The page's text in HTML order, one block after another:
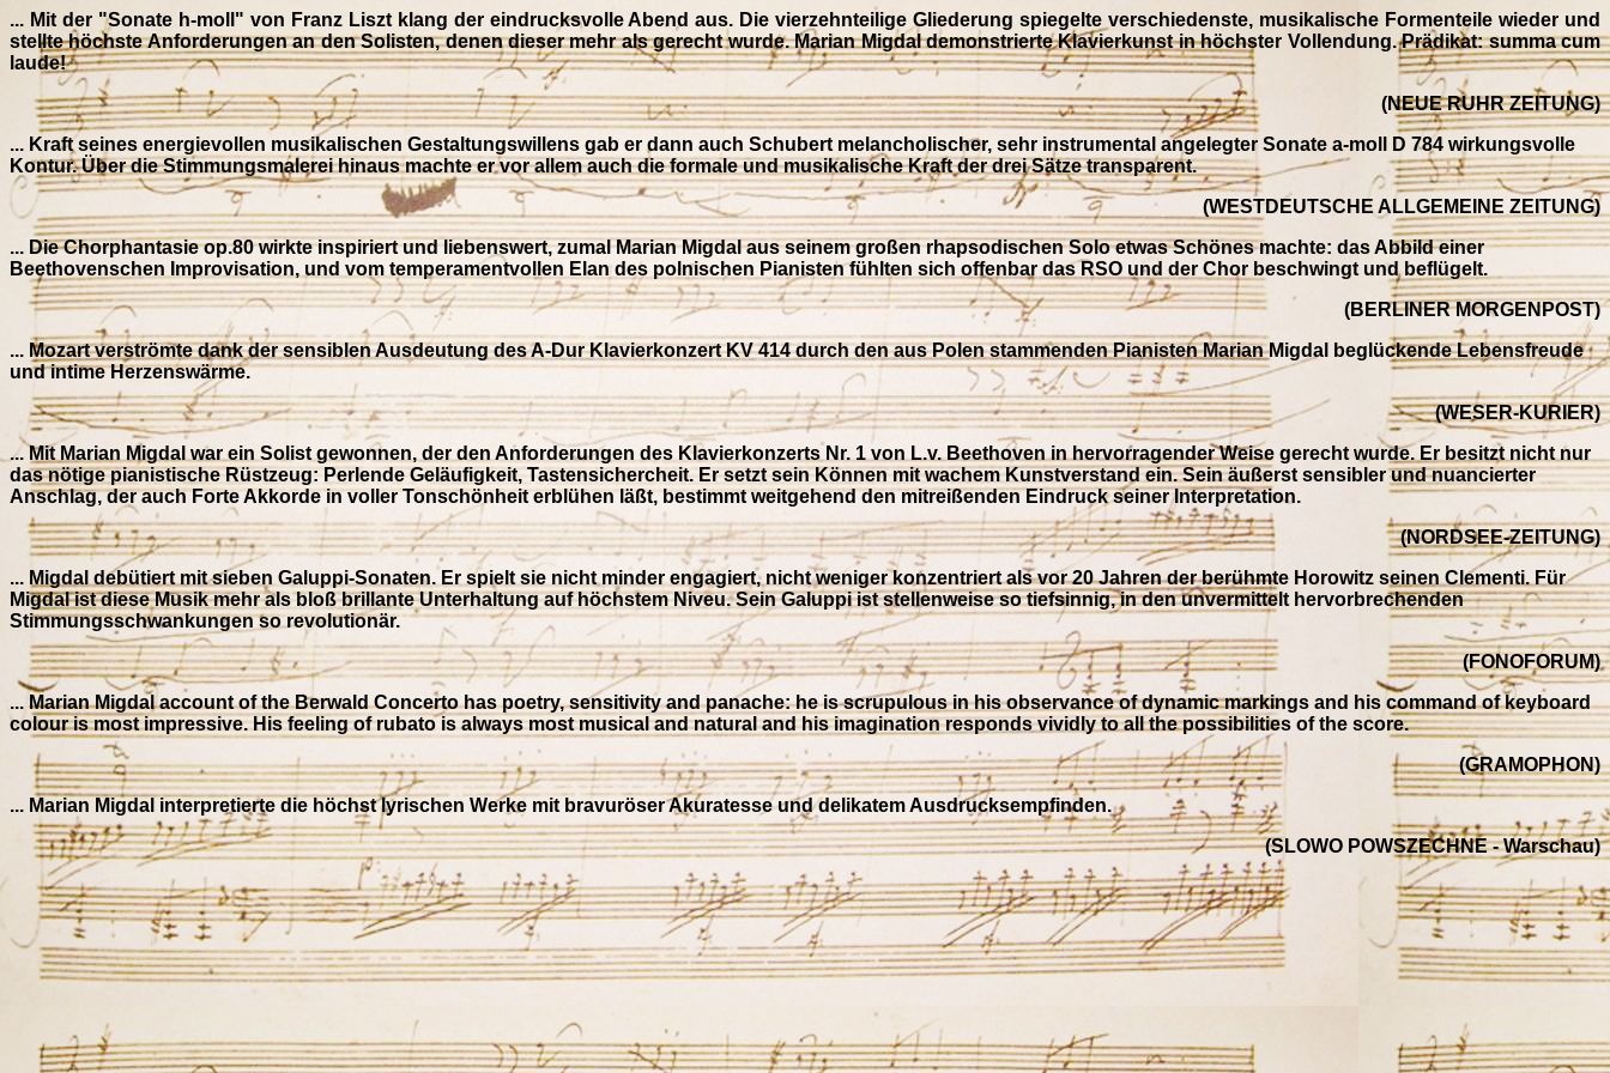
... Mit der "Sonate h-moll" von Franz Liszt klang der eindrucksvolle Abend aus. Die vierzehnteilige Gliederung spiegelte verschiedenste, musikalische Formenteile wieder und
stellte höchste Anforderungen an den Solisten, denen dieser mehr als gerecht wurde. Marian Migdal demonstrierte Klavierkunst in höchster Vollendung. Prädikat: summa cum
laude!
(NEUE RUHR ZEITUNG)
... Kraft seines energievollen musikalischen Gestaltungswillens gab er dann auch Schubert melancholischer, sehr instrumental angelegter Sonate a-moll D 784 wirkungsvolle
Kontur. Über die Stimmungsmalerei hinaus machte er vor allem auch die formale und musikalische Kraft der drei Sätze transparent.
(WESTDEUTSCHE ALLGEMEINE ZEITUNG)
... Die Chorphantasie op.80 wirkte inspiriert und liebenswert, zumal Marian Migdal aus seinem großen rhapsodischen Solo etwas Schönes machte: das Abbild einer
Beethovenschen Improvisation, und vom temperamentvollen Elan des polnischen Pianisten fühlten sich offenbar das RSO und der Chor beschwingt und beflügelt.
(BERLINER MORGENPOST)
... Mozart verströmte dank der sensiblen Ausdeutung des A-Dur Klavierkonzert KV 414 durch den aus Polen stammenden Pianisten Marian Migdal beglückende Lebensfreude
und intime Herzenswärme.
(WESER-KURIER)
... Mit Marian Migdal war ein Solist gewonnen, der den Anforderungen des Klavierkonzerts Nr. 1 von L.v. Beethoven in hervorragender Weise gerecht wurde. Er besitzt nicht nur
das nötige pianistische Rüstzeug: Perlende Geläufigkeit, Tastensichercheit. Er setzt sein Können mit wachem Kunstverstand ein. Sein äußerst sensibler und nuancierter
Anschlag, der auch Forte Akkorde in voller Tonschönheit erblühen läßt, bestimmt weitgehend den mitreißenden Eindruck seiner Interpretation.
(NORDSEE-ZEITUNG)
... Migdal debütiert mit sieben Galuppi-Sonaten. Er spielt sie nicht minder engagiert, nicht weniger konzentriert als vor 20 Jahren der berühmte Horowitz seinen Clementi. Für
Migdal ist diese Musik mehr als bloß brillante Unterhaltung auf höchstem Niveu. Sein Galuppi ist stellenweise so tiefsinnig, in den unvermittelt hervorbrechenden
Stimmungsschwankungen so revolutionär.
(FONOFORUM)
... Marian Migdal account of the Berwald Concerto has poetry, sensitivity and panache: he is scrupulous in his observance of dynamic markings and his command of keyboard
colour is most impressive. His feeling of rubato is always most musical and natural and his imagination responds vividly to all the possibilities of the score.
(GRAMOPHON)
... Marian Migdal interpretierte die höchst lyrischen Werke mit bravuröser Akuratesse und delikatem Ausdrucksempfinden.
(SLOWO POWSZECHNE - Warschau)